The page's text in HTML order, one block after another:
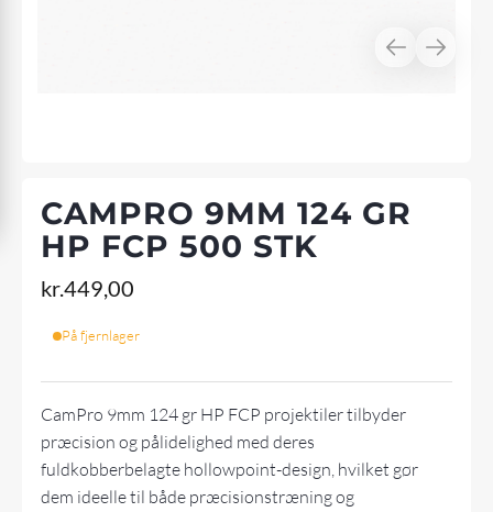
CAMPRO 9MM 124 GR
HP FCP 500 STK
kr.449,00
På fjernlager
CamPro 9mm 124 gr HP FCP projektiler tilbyder
præcision og pålidelighed med deres
fuldkobberbelagte hollowpoint-design, hvilket gør
dem ideelle til både præcisionstræning og